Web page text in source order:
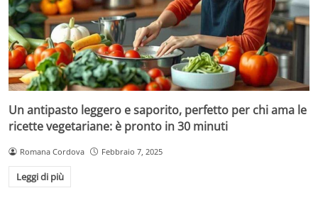
Un antipasto leggero e saporito, perfetto per chi ama le
ricette vegetariane: è pronto in 30 minuti
Romana Cordova Febbraio 7, 2025
Leggi di più